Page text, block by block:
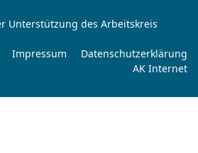
Unterstützung des Arbeitskreis
Impressum
Datenschutzerklärung
AK Internet